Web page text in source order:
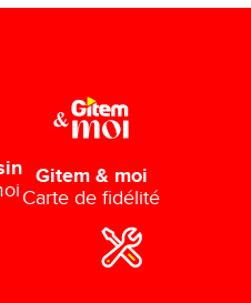
Gitem & moi
Carte de fidélité